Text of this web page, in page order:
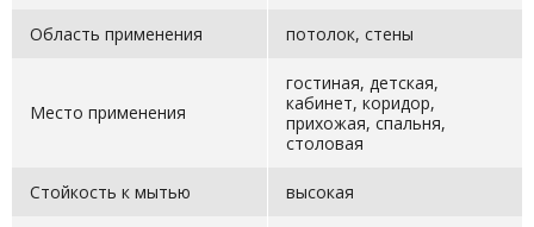
Область применения потолок, стены
Место применения
гостиная, детская,
кабинет, коридор,
прихожая, спальня,
столовая
Стойкость к мытью высокая